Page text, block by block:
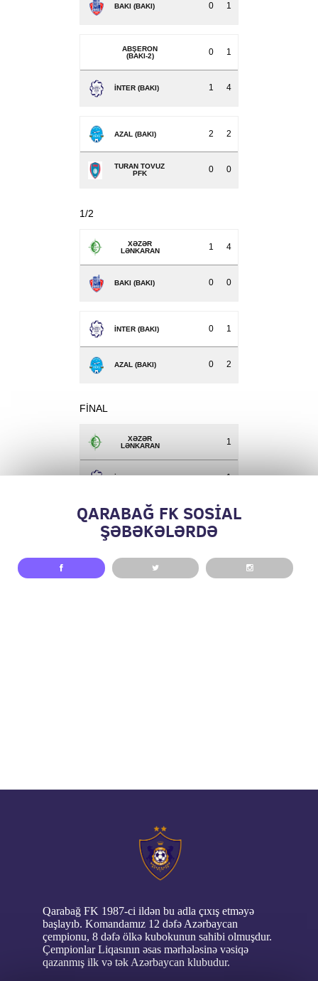
BAKI (BAKI) 1
0
ABŞERON
(BAKI-2)
1
0
İNTER (BAKI) 4
1
AZAL (BAKI) 2
2
TURAN TOVUZ
PFK
0
0
1/2
XƏZƏR
LƏNKARAN
4
1
BAKI (BAKI) 0
0
İNTER (BAKI) 1
0
AZAL (BAKI) 2
0
FINAL
XƏZƏR
LƏNKARAN
1
İNTER (BAKI) 1
QARABAĞ FK SOSİAL
ŞƏBƏKƏLƏRDƏ
Qarabağ FK 1987-ci ildən bu adla çıxış etməyə
başlayıb. Komandamız 12 dəfə Azərbaycan
çempionu, 8 dəfə ölkə kubokunun sahibi olmuşdur.
Çempionlar Liqasının əsas mərhələsinə vəsiqə
qazanmış ilk və tək Azərbaycan klubudur.